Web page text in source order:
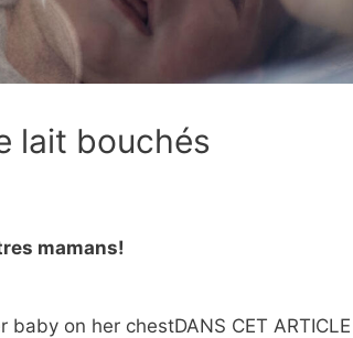
lait bouchés
mamans!
DANS CET ARTICLE